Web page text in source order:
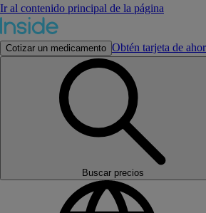
Ir al contenido principal de la página
Cotizar un medicamento Obtén tarjeta de
Buscar precios